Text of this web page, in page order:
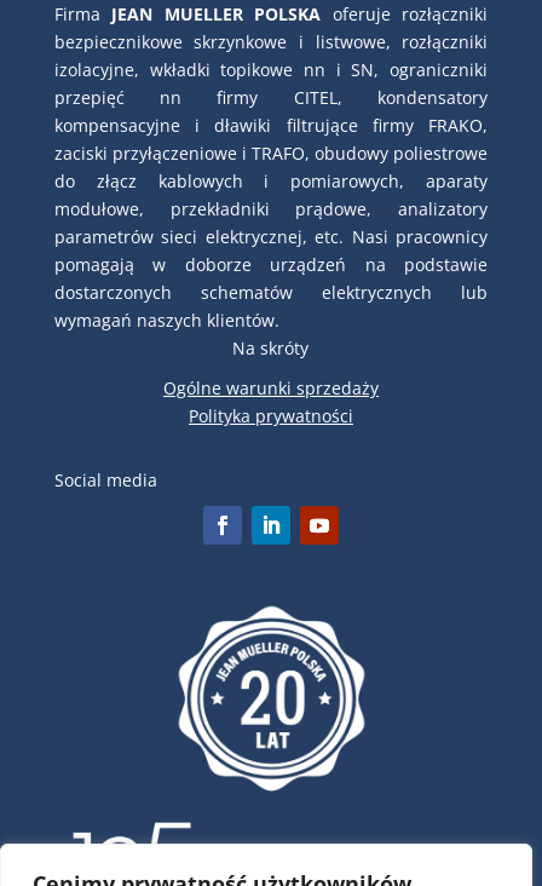
Firma JEAN MUELLER POLSKA oferuje rozłączniki
bezpiecznikowe skrzynkowe i listwowe, rozłączniki
izolacyjne, wkładki topikowe nn i SN, ograniczniki
przepięć nn firmy CITEL, kondensatory
kompensacyjne i dławiki filtrujące firmy FRAKO,
zaciski przyłączeniowe i TRAFO, obudowy poliestrowe
do złącz kablowych i pomiarowych, aparaty
modułowe, przekładniki prądowe, analizatory
parametrów sieci elektrycznej, etc. Nasi pracownicy
pomagają w doborze urządzeń na podstawie
dostarczonych schematów elektrycznych lub
wymagań naszych klientów.
Na skróty
Ogólne warunki sprzedaży
Polityka prywatności
Social media